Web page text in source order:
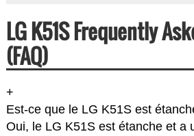
LG K51S Frequently
(FAQ)
+
Est-ce que le LG K51S est
Oui, le LG K51S est étanche et a